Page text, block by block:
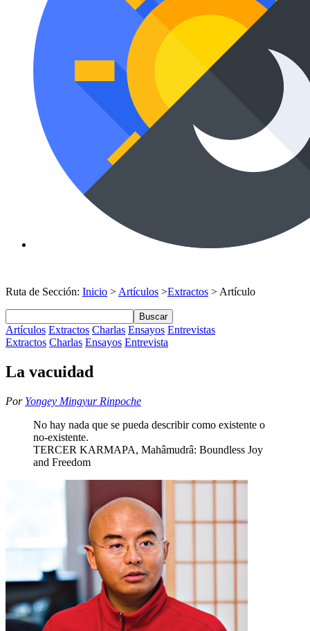
Ruta de Sección: Inicio > Artículos >Extractos > Artículo
Buscar
Artículos Extractos Charlas Ensayos Entrevistas
Extractos Charlas Ensayos Entrevista
La vacuidad
Por Yongey Mingyur Rinpoche
No hay nada que se pueda describir como existente o
no-existente.
TERCER KARMAPA, Mahâmudrâ: Boundless Joy
and Freedom